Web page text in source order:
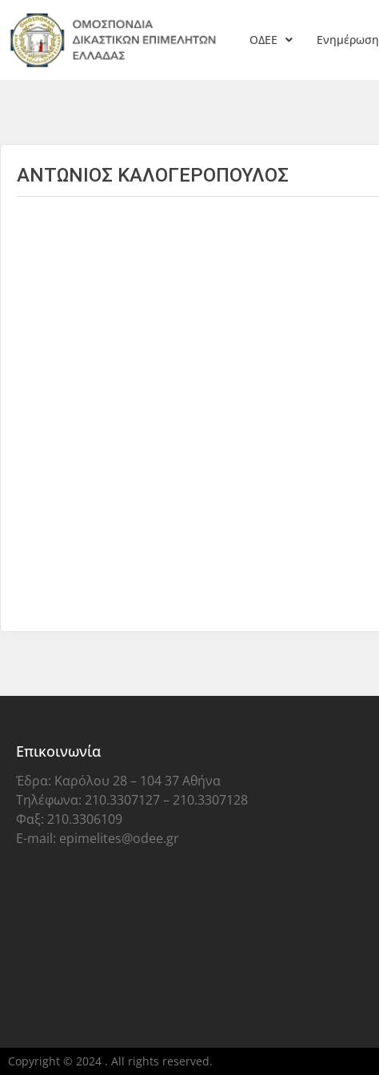
ΟΔΕΕ Ενημέρωση
ΑΝΤΩΝΙΟΣ ΚΑΛΟΓΕΡΟΠΟΥΛΟΣ
Επικοινωνία
Έδρα: Καρόλου 28 – 104 37 Αθήνα
Τηλέφωνα: 210.3307127 – 210.3307128
Φαξ: 210.3306109
E-mail: epimelites@odee.gr
Copyright © 2024 . All rights reserved.